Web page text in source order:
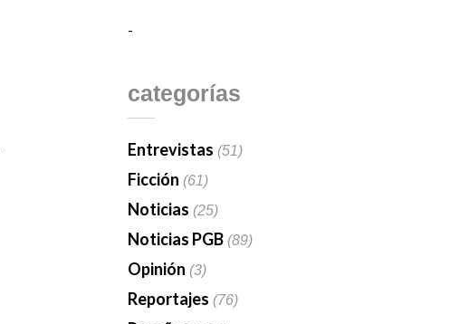
-
categorías
Entrevistas (51)
Ficción (61)
Noticias (25)
Noticias PGB (89)
Opinión (3)
Reportajes (76)